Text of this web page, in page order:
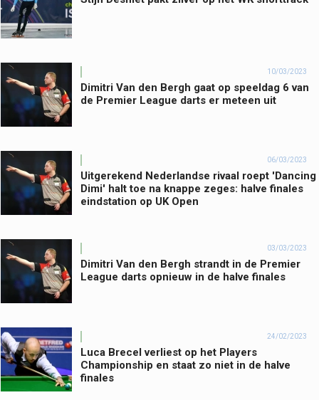
10/03/2023
Dimitri Van den Bergh gaat op speeldag 6 van
de Premier League darts er meteen uit
06/03/2023
Uitgerekend Nederlandse rivaal roept 'Dancing
Dimi' halt toe na knappe zeges: halve finales
eindstation op UK Open
03/03/2023
Dimitri Van den Bergh strandt in de Premier
League darts opnieuw in de halve finales
24/02/2023
Luca Brecel verliest op het Players
Championship en staat zo niet in de halve
finales